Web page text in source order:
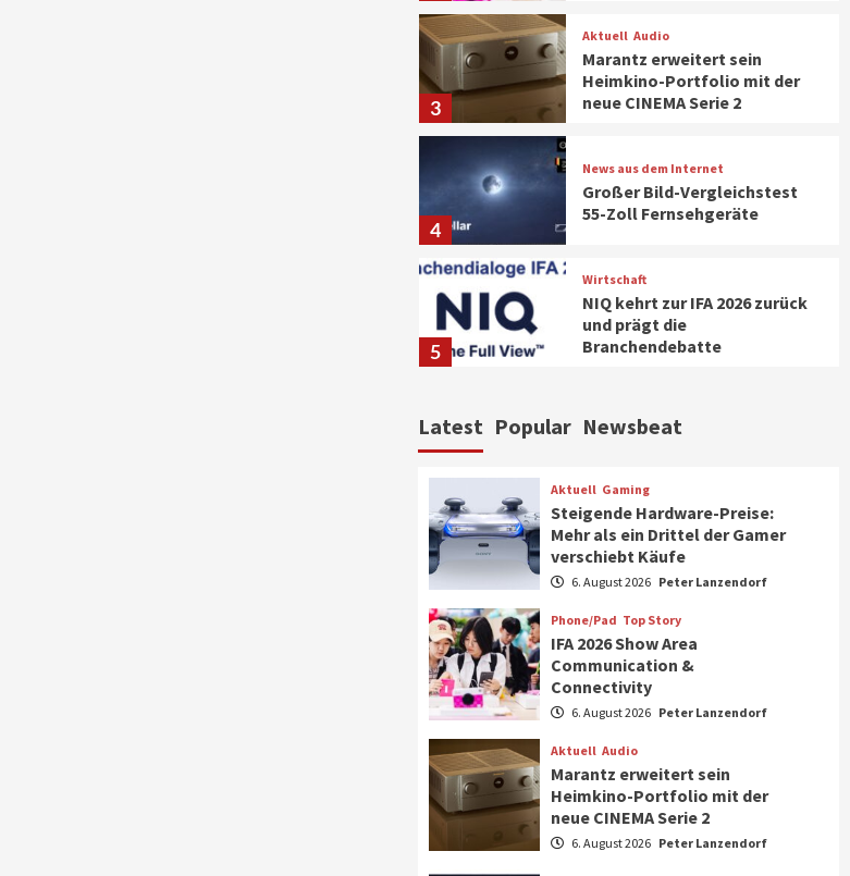
3
Aktuell Audio
Marantz erweitert sein
Heimkino-Portfolio mit der
neue CINEMA Serie 2
4
News aus dem Internet
Großer Bild-Vergleichstest
55-Zoll Fernsehgeräte
5
Wirtschaft
NIQ kehrt zur IFA 2026 zurück
und prägt die
Branchendebatte
6
CHERRY baut Vertriebsteam
7
Smart Living Top Story
Verbraucher setzen immer
mehr auf Klimageräte und
Ventilatoren
1
Aktuell Gaming
Steigende Hardware-Preise:
Mehr als ein Drittel der
Gamer verschiebt Käufe
Phone/Pad Top Story
IFA 2026 Show Area
Communication &
Connectivity
Latest Popular Newsbeat
Aktuell Gaming
Steigende Hardware-Preise:
Mehr als ein Drittel der Gamer
verschiebt Käufe
6. August 2026 Peter Lanzendorf
Phone/Pad Top Story
IFA 2026 Show Area
Communication &
Connectivity
6. August 2026 Peter Lanzendorf
Aktuell Audio
Marantz erweitert sein
Heimkino-Portfolio mit der
neue CINEMA Serie 2
6. August 2026 Peter Lanzendorf